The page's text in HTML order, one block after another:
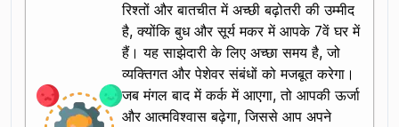
रिश्तों और बातचीत में अच्छी बढ़ोतरी की उम्मीद
है, क्योंकि बुध और सूर्य मकर में आपके 7वें घर में
हैं। यह साझेदारी के लिए अच्छा समय है, जो
व्यक्तिगत और पेशेवर संबंधों को मजबूत करेगा।
जब मंगल बाद में कर्क में आएगा, तो आपकी ऊर्जा
और आत्मविश्वास बढ़ेगा, जिससे आप अपने